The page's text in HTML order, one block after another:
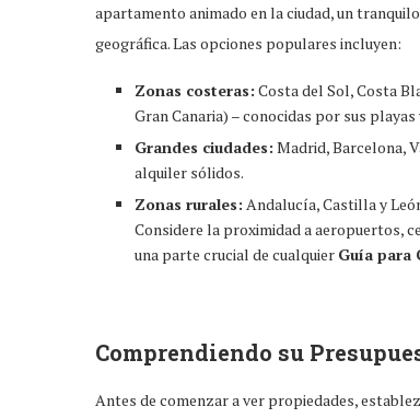
apartamento animado en la ciudad, un
geográfica. Las opciones populares incluyen:
Zonas costeras: Costa del Sol, Costa
Gran Canaria) – conocidas por sus
Grandes ciudades: Madrid, Barcelona,
alquiler sólidos.
Zonas rurales: Andalucía, Castilla y
Considere la proximidad a aeropuertos,
una parte crucial de cualquier Guía para
Comprendiendo su
Antes de comenzar a ver propiedades,